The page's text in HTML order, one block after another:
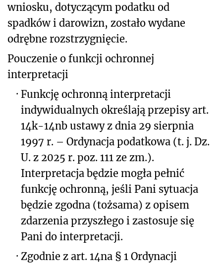
wniosku, dotyczącym podatku od
spadków i darowizn, zostało wydane
odrębne rozstrzygnięcie.
Pouczenie o funkcji ochronnej
interpretacji
· Funkcję ochronną interpretacji
indywidualnych określają przepisy art.
14k-14nb ustawy z dnia 29 sierpnia
1997 r. – Ordynacja podatkowa (t. j. Dz.
U. z 2025 r. poz. 111 ze zm.).
Interpretacja będzie mogła pełnić
funkcję ochronną, jeśli Pani sytuacja
będzie zgodna (tożsama) z opisem
zdarzenia przyszłego i zastosuje się
Pani do interpretacji.
· Zgodnie z art. 14na § 1 Ordynacji